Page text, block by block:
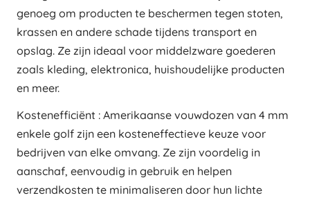
genoeg om producten te beschermen tegen stoten,
krassen en andere schade tijdens transport en
opslag. Ze zijn ideaal voor middelzware goederen
zoals kleding, elektronica, huishoudelijke producten
en meer.
Kostenefficiënt : Amerikaanse vouwdozen van 4 mm
enkele golf zijn een kosteneffectieve keuze voor
bedrijven van elke omvang. Ze zijn voordelig in
aanschaf, eenvoudig in gebruik en helpen
verzendkosten te minimaliseren door hun lichte